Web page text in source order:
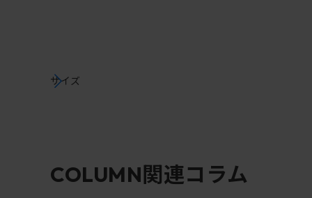
サイズ
COLUMN関連コラム